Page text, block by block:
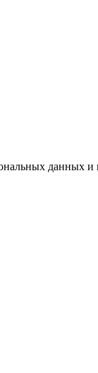
данных